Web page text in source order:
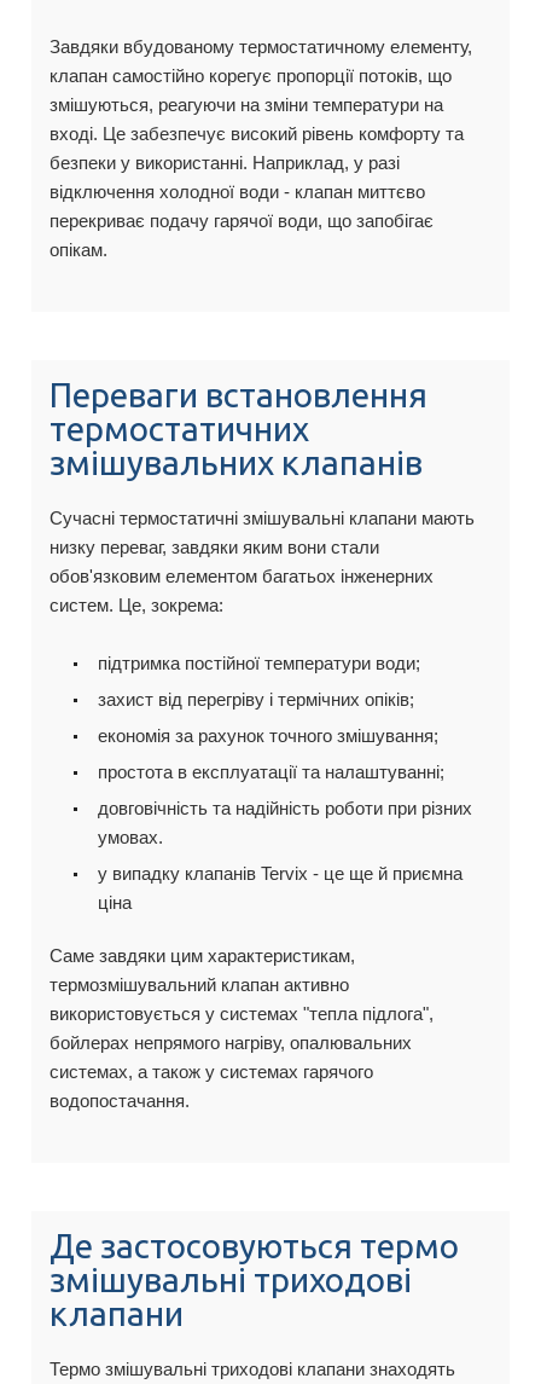
Завдяки вбудованому термостатичному елементу,
клапан самостійно корегує пропорції потоків, що
змішуються, реагуючи на зміни температури на
вході. Це забезпечує високий рівень комфорту та
безпеки у використанні. Наприклад, у разі
відключення холодної води - клапан миттєво
перекриває подачу гарячої води, що запобігає
опікам.
Переваги встановлення
термостатичних
змішувальних клапанів
Сучасні термостатичні змішувальні клапани мають
низку переваг, завдяки яким вони стали
обов'язковим елементом багатьох інженерних
систем. Це, зокрема:
підтримка постійної температури води;
захист від перегріву і термічних опіків;
економія за рахунок точного змішування;
простота в експлуатації та налаштуванні;
довговічність та надійність роботи при різних
умовах.
у випадку клапанів Tervix - це ще й приємна
ціна
Саме завдяки цим характеристикам,
термозмішувальний клапан активно
використовується у системах "тепла підлога",
бойлерах непрямого нагріву, опалювальних
системах, а також у системах гарячого
водопостачання.
Де застосовуються термо
змішувальні триходові
клапани
Термо змішувальні триходові клапани знаходять